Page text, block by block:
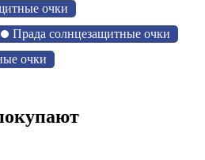
очки
Прада солнцезащитные очки
очки